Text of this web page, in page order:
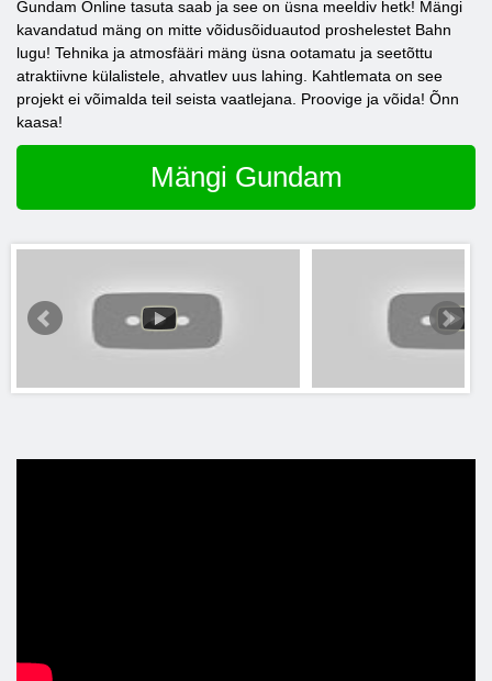
Gundam Online tasuta saab ja see on üsna meeldiv hetk! Mängi
kavandatud mäng on mitte võidusõiduautod proshelestet Bahn
lugu! Tehnika ja atmosfääri mäng üsna ootamatu ja seetõttu
atraktiivne külalistele, ahvatlev uus lahing. Kahtlemata on see
projekt ei võimalda teil seista vaatlejana. Proovige ja võida! Õnn
kaasa!
Mängi Gundam